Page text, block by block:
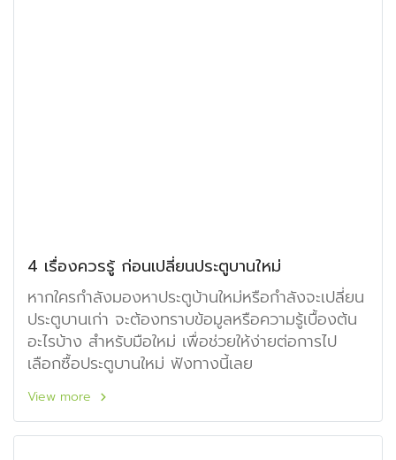
4 เรื่องควรรู้ ก่อนเปลี่ยนประตูบานใหม่
หากใครกำลังมองหาประตูบ้านใหม่หรือกำลังจะเปลี่ยน
ประตูบานเก่า จะต้องทราบข้อมูลหรือความรู้เบื้องต้น
อะไรบ้าง สำหรับมือใหม่ เพื่อช่วยให้ง่ายต่อการไป
เลือกซื้อประตูบานใหม่ ฟังทางนี้เลย
View more